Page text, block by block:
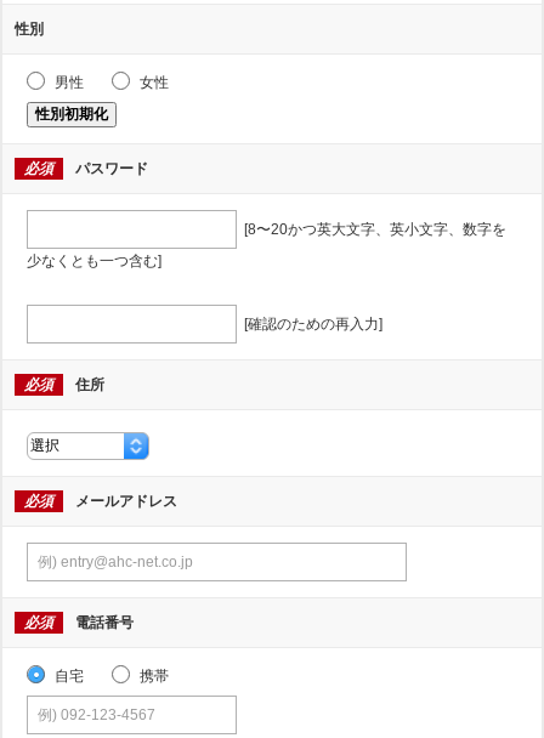
性別
男性
女性
性別初期化
必須 パスワード
[8〜20かつ英大文字、英小文字、数字を
少なくとも一つ含む]
[確認のための再入力]
必須 住所
必須 メールアドレス
必須 電話番号
自宅 携帯